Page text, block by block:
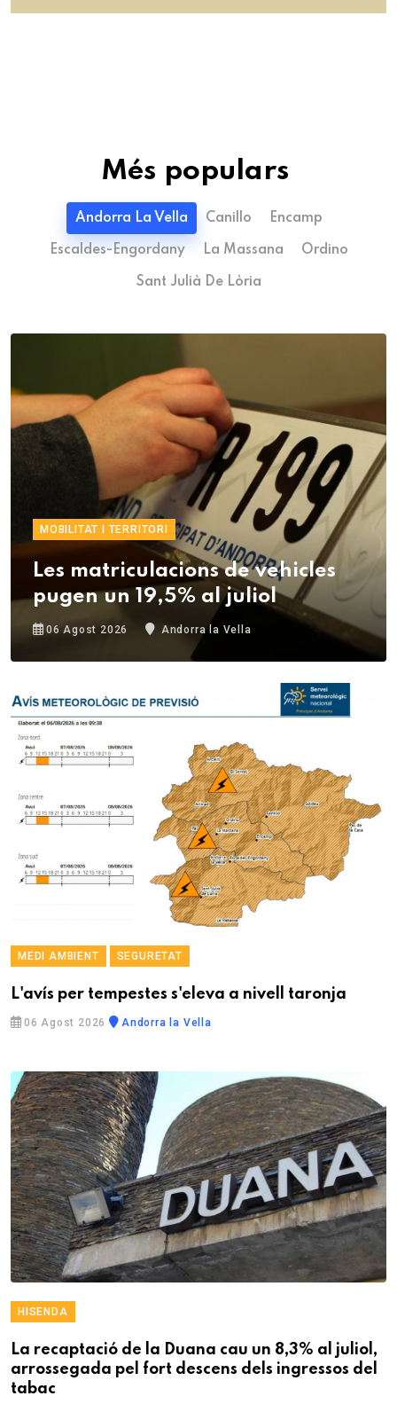
Més populars
Andorra La Vella Canillo Encamp
Escaldes-Engordany La Massana Ordino
Sant Julià De Lòria
MOBILITAT I TERRITORI
Les matriculacions de vehicles
pugen un 19,5% al juliol
06 Agost 2026 Andorra la Vella
MEDI AMBIENT SEGURETAT
L'avís per tempestes s'eleva a nivell taronja
06 Agost 2026 Andorra la Vella
HISENDA
La recaptació de la Duana cau un 8,3% al juliol,
arrossegada pel fort descens dels ingressos del
tabac